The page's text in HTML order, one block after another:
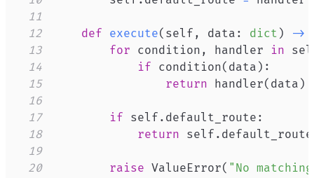
11
12
def execute( self , data : dict ) ->
13
for condition , handler in
14
if condition( data ) :
15
return handler( data )
16
17
if self . default_route :
18
return self . default_route
19
20
raise ValueError( "No